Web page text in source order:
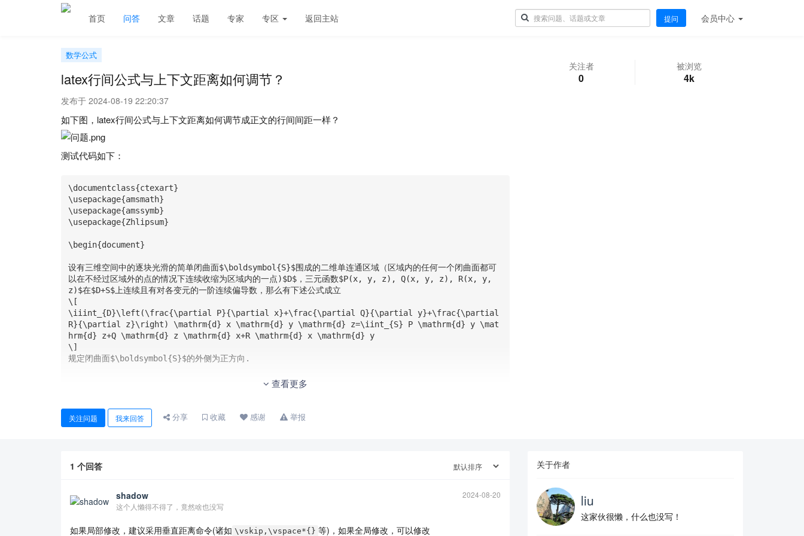
首页 问答 文章 话题 专家 专区 返回主站 提问 会员中心
数学公式
latex行间公式与上下文距离如何调节？
发布于 2024-08-19 22:20:37
如下图，latex行间公式与上下文距离如何调节成正文的行间间距一样？
测试代码如下：
\documentclass{ctexart}
\usepackage{amsmath}
\usepackage{amssymb}
\usepackage{Zhlipsum}
\begin{document}
设有三维空间中的逐块光滑的简单闭曲面$\boldsymbol{S}$围成的二维单连通区域（区域内的任何一个闭曲面都可
以在不经过区域外的点的情况下连续收缩为区域内的一点)$D$，三元函数$P(x, y, z), Q(x, y, z), R(x, y,
z)$在$D+S$上连续且有对各变元的一阶连续偏导数，那么有下述公式成立
\[
\iiint_{D}\left(\frac{\partial P}{\partial x}+\frac{\partial Q}{\partial y}+\frac{\partial
R}{\partial z}\right) \mathrm{d} x \mathrm{d} y \mathrm{d} z=\iint_{S} P \mathrm{d} y \mat
hrm{d} z+Q \mathrm{d} z \mathrm{d} x+R \mathrm{d} x \mathrm{d} y
\]
规定闭曲面$\boldsymbol{S}$的外侧为正方向.
查看更多
关注者
0
被浏览
4k
关注问题 我来回答 分享 收藏 感谢 举报
1 个回答
shadow
2024-08-20
这个人懒得不得了，竟然啥也没写
如果局部修改，建议采用垂直距离命令(诸如 \vskip,\vspace*{} 等)，如果全局修改，可以修改
关于作者
liu
这家伙很懒，什么也没写！